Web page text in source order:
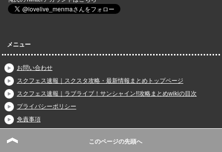
メニュー
お問い合わせ
スクフェス速報｜スクスタ攻略・最新情報まとめトップページ
スクフェス速報｜ラブライブ！サンシャイン!!攻略まとめwikiの目次
プライバシーポリシー
免責事項
このページの先頭へ